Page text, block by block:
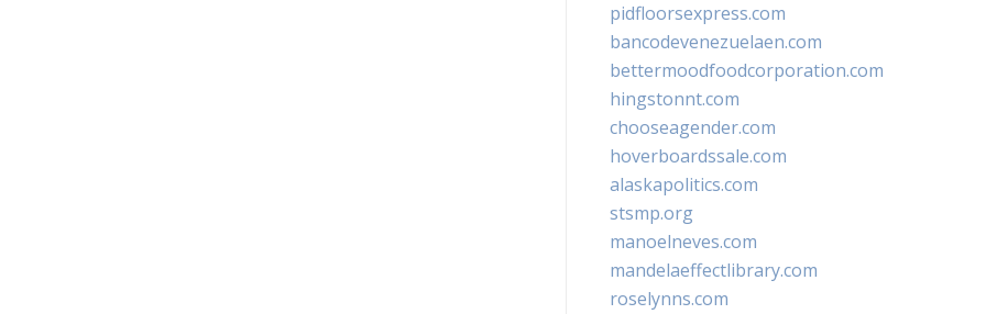
pidfloorsexpress.com
bancodevenezuelaen.com
bettermoodfoodcorporation.com
hingstonnt.com
chooseagender.com
hoverboardssale.com
alaskapolitics.com
stsmp.org
manoelneves.com
mandelaeffectlibrary.com
roselynns.com